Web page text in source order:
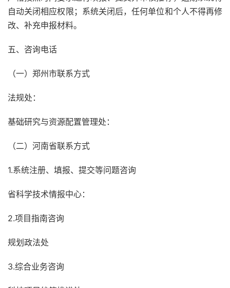
自动关闭相应权限；系统关闭后，任何单位和个人不得再修
改、补充申报材料。
五、咨询电话
（一）郑州市联系方式
法规处：
基础研究与资源配置管理处：
（二）河南省联系方式
1.系统注册、填报、提交等问题咨询
省科学技术情报中心：
2.项目指南咨询
规划政法处
3.综合业务咨询